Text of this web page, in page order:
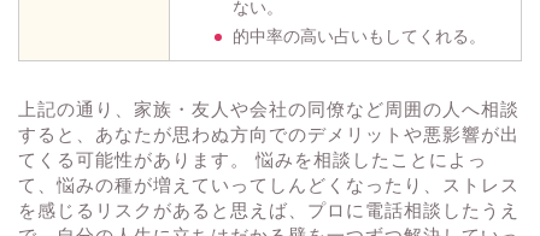
ない。
的中率の高い占いもしてくれる。
上記の通り、家族・友人や会社の同僚など周囲の人へ相談
すると、あなたが思わぬ方向でのデメリットや悪影響が出
てくる可能性があります。 悩みを相談したことによっ
て、悩みの種が増えていってしんどくなったり、ストレス
を感じるリスクがあると思えば、プロに電話相談したうえ